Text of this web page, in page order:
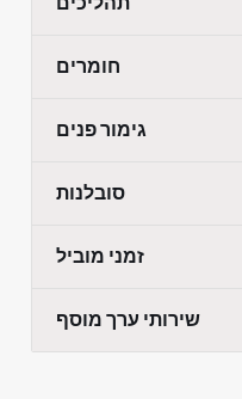
חומרים
גימור פנים
סובלנות
זמני מוביל
שירותי ערך מוסף